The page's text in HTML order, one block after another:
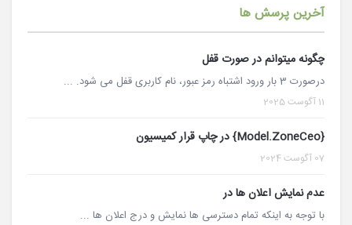
آخرین پرسش ها
چگونه میتوانم در صورت قفل
درصورت 3 بار ورود اشتباه رمز عبور، نام کاربری قفل می شود. ...
11 آگوست 2025
{Model.ZoneCeo} در چاپ قرار کمیسیون
07 آگوست 2024
عدم نمایش اعلان ها در
با توجه به اینکه تمام دسترسی ها نمایش و درج اعلان ها ...